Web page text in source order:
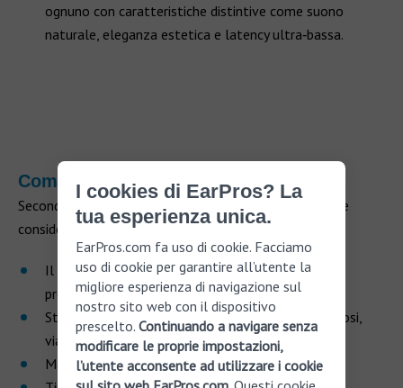
ognuno con caratteristiche distintive come suono
naturale, eleganza estetica e latency ultra‑bassa.
Come scegliere l'apparecchio giusto
Secondo le principali guide professionali, la scelta deve
considerare:
Il grado diperdita uditiva(moderata, grave,
profonda);
Stile di vita e ambienti di utilizzo (ambienti rumorosi,
viaggi, relazioni sociali);
Manualità, vista, comfort fisico;
I cookies di EarPros? La
tua esperienza unica.
EarPros.com fa uso di cookie. Facciamo
uso di cookie per garantire all’utente la
migliore esperienza di navigazione sul
nostro sito web con il dispositivo
prescelto. Continuando a navigare senza
modificare le proprie impostazioni,
l’utente acconsente ad utilizzare i cookie